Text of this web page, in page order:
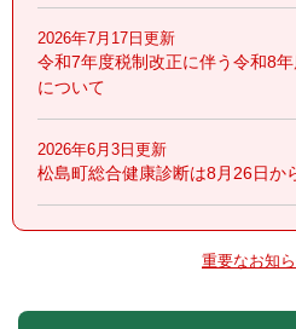
2026年7月17日更新
令和7年度税制改正に伴う令和8
について
2026年6月3日更新
松島町総合健康診断は8月26日か
重要なお知